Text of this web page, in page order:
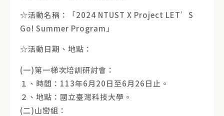
☆活動名稱：「2024 NTUST X Project LET’S
Go! Summer Program」
☆活動日期、地點：
(一)第一梯次培訓研討會：
１、時間：113年6月20日至6月26日止。
２、地點：國立臺灣科技大學。
(二)山巒組：